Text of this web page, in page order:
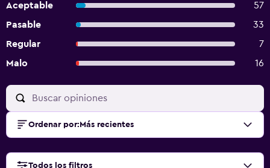
Aceptable
57
Pasable
33
Regular
7
Malo
16
Ordenar por: Más recientes
Todos los filtros